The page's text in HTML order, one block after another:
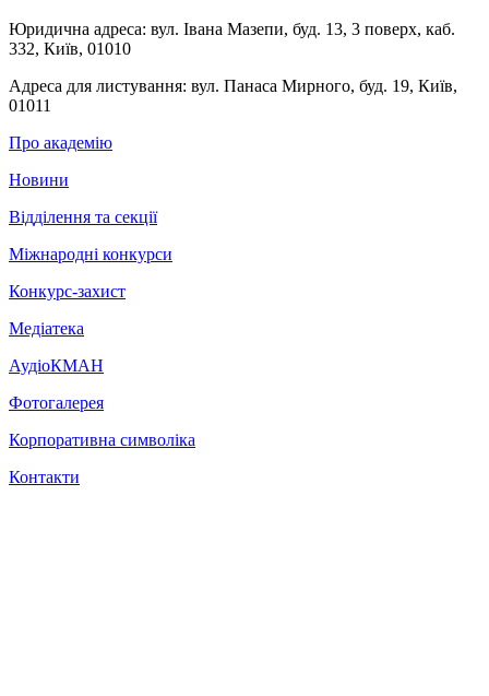
Юридична адреса: вул. Івана Мазепи, буд. 13, 3 поверх, каб.
332, Київ, 01010
Адреса для листування: вул. Панаса Мирного, буд. 19, Київ,
01011
Про академію
Новини
Відділення та секції
Міжнародні конкурси
Конкурс-захист
Медіатека
АудіоКМАН
Фотогалерея
Корпоративна символіка
Контакти